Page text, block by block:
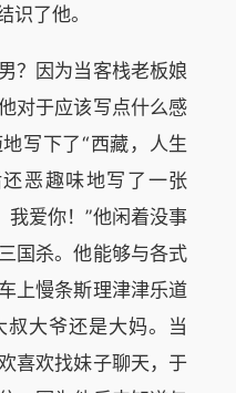
识了他。
？因为当客栈老板娘
对于应该写点什么感
写下了“西藏，人生
恶趣味地写了一张
我爱你！”他闲着没事
国杀。他能够与各式
上慢条斯理津津乐道
大爷还是大妈。当
喜欢找妹子聊天，于